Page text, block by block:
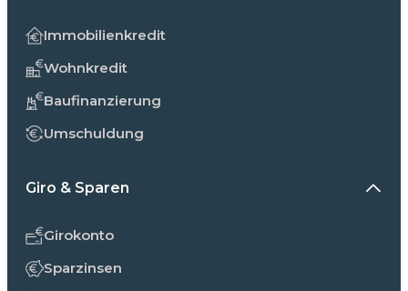
Immobilienkredit
Wohnkredit
Baufinanzierung
Umschuldung
Giro & Sparen
Girokonto
Sparzinsen